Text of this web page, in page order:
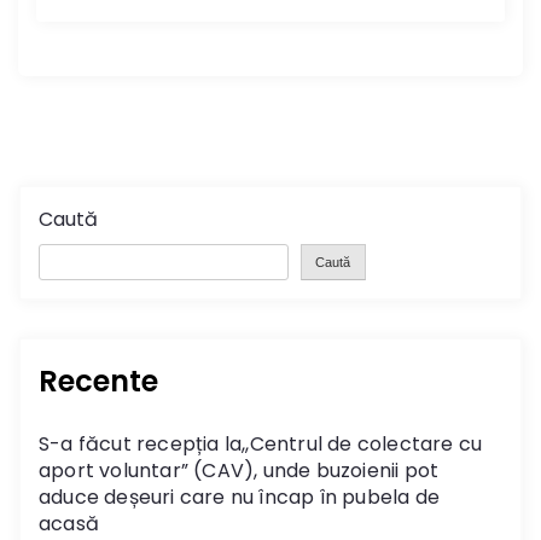
Caută
Caută
Recente
S-a făcut recepția la,,Centrul de colectare cu
aport voluntar” (CAV), unde buzoienii pot
aduce deșeuri care nu încap în pubela de
acasă